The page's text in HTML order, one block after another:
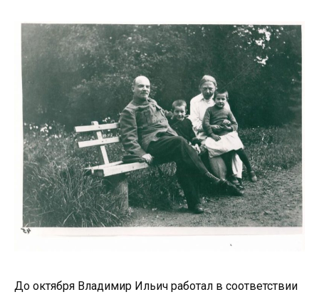
До октября Владимир Ильич работал в соответствии